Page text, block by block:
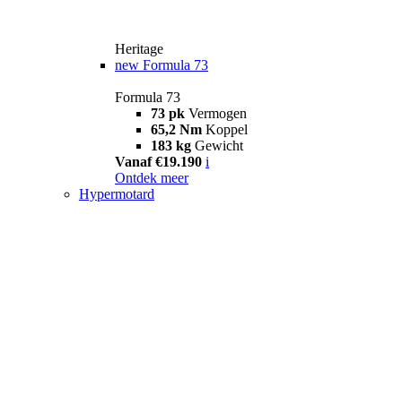
Heritage
new Formula 73
Formula 73
73 pk Vermogen
65,2 Nm Koppel
183 kg Gewicht
Vanaf €19.190 i
Ontdek meer
Hypermotard